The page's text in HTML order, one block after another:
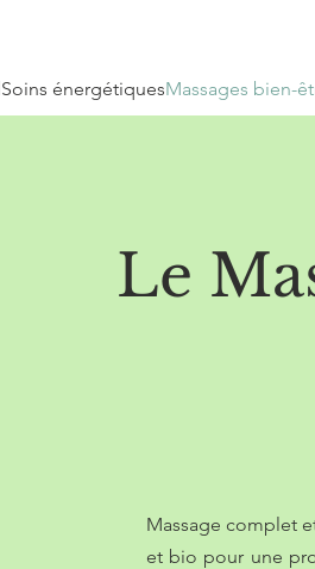
Soins énergétiquesMassages bien-
Le
Massage complet
et bio pour une